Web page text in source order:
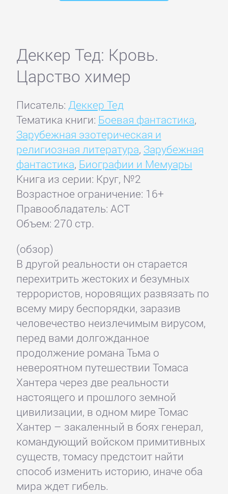
Деккер Тед: Кровь.
Царство химер
Писатель: Деккер Тед
Тематика книги: Боевая фантастика,
Зарубежная эзотерическая и
религиозная литература, Зарубежная
фантастика, Биографии и Мемуары
Книга из серии: Круг, №2
Возрастное ограничение: 16+
Правообладатель: АСТ
Объем: 270 стр.
(обзор)
В другой реальности он старается
перехитрить жестоких и безумных
террористов, норовящих развязать по
всему миру беспорядки, заразив
человечество неизлечимым вирусом,
перед вами долгожданное
продолжение романа Тьма о
невероятном путешествии Томаса
Хантера через две реальности
настоящего и прошлого земной
цивилизации, в одном мире Томас
Хантер – закаленный в боях генерал,
командующий войском примитивных
существ, томасу предстоит найти
способ изменить историю, иначе оба
мира ждет гибель.